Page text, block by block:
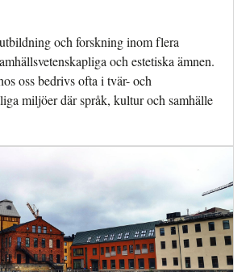
och forskning inom flera
och estetiska ämnen.
oss bedrivs ofta i tvär- och
miljöer där språk, kultur och samhälle